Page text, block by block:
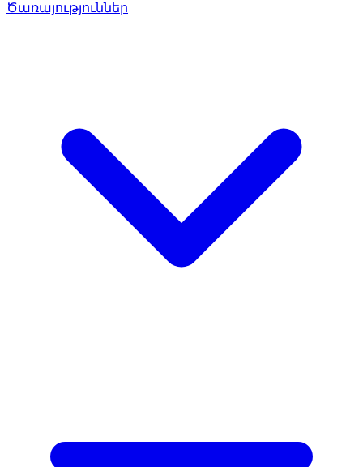
Ծառայություններ